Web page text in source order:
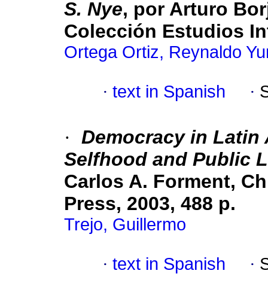
S. Nye, por Arturo
Colección Estudios
Ortega Ortiz, Reynaldo
· text in Spanish ·
· Democracy in Latin
Selfhood and Public
Carlos A. Forment,
Press, 2003, 488 p.
Trejo, Guillermo
· text in Spanish ·